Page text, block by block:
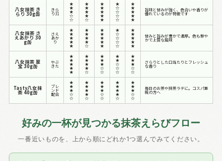
八女抹茶 き
らり 30g缶
きら
り31
★
★
★
☆
☆
★
★
★
★
☆
★
★
★
★
★
★
☆
☆
☆
☆
★
★
★
★
★
旨味と甘みが強く、色合いや香りが
優れているのが特徴です
八女抹茶 さ
えあかり 30
g缶
さえ
あか
り
★
★
★
★
★
★
★
★
★
☆
★
★
★
★
★
★
☆
☆
☆
☆
★
★
★
★
★
甘みと旨みが豊かで濃厚。色も鮮や
かで上質な風味
八女抹茶 翠
宝 30g缶
やぶ
きた
★
★
★
★
★
★
★
★
★
☆
★
★
★
☆
☆
★
★
☆
☆
☆
★
★
★
☆
☆
さらりとした口当たりとフレッシュ
な香り
Tasty八女抹
茶 40g缶
ブレ
ンド
配合
★
★
★
☆
☆
★
★
★
★
☆
★
★
★
☆
☆
★
★
★
★
☆
★
★
★
☆
☆
毎日のお茶や抹茶ラテに。コスパ重
視の方へ
好みの一杯が見つかる抹茶えらびフロー
一番近いものを、上から順にどれか1つ選んでみてください。